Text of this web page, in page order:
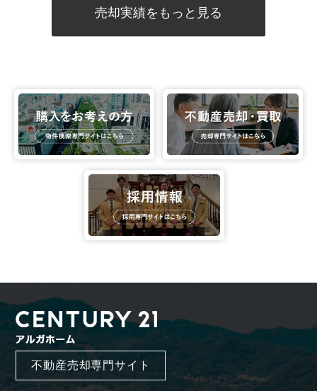
売却実績をもっと見る
不動産売却専門サイト